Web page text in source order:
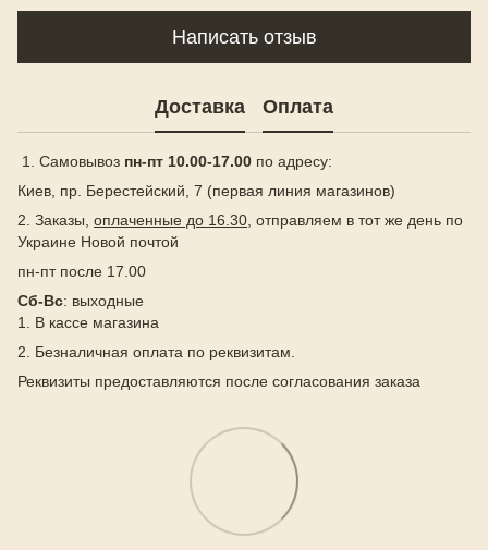
Написать отзыв
Доставка Оплата
1. Самовывоз пн-пт 10.00-17.00 по адресу:
Киев, пр. Берестейский, 7 (первая линия магазинов)
2. Заказы, оплаченные до 16.30, отправляем в тот же день по
Украине Новой почтой
пн-пт после 17.00
Сб-Вс: выходные
1. В кассе магазина
2. Безналичная оплата по реквизитам.
Реквизиты предоставляются после согласования заказа